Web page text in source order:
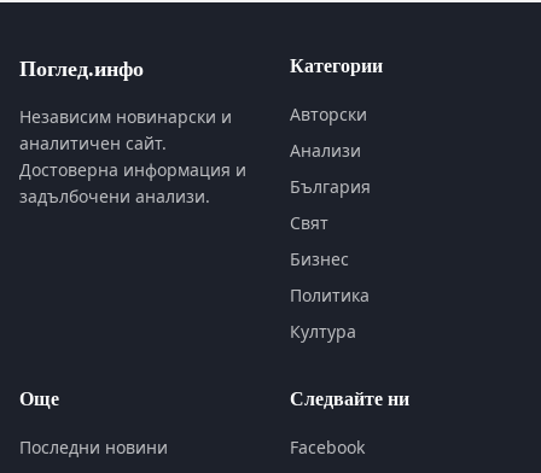
Поглед.инфо
Независим новинарски и
аналитичен сайт.
Достоверна информация и
задълбочени анализи.
Категории
Авторски
Анализи
България
Свят
Бизнес
Политика
Култура
Още
Последни новини
Следвайте ни
Facebook